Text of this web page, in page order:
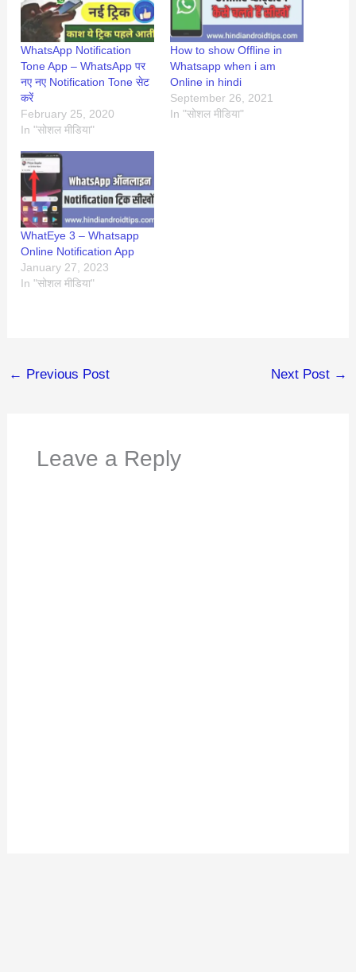
WhatsApp Notification
Tone App – WhatsApp पर
नए नए Notification Tone सेट
करें
February 25, 2020
In "सोशल मीडिया"
How to show Offline in
Whatsapp when i am
Online in hindi
September 26, 2021
In "सोशल मीडिया"
WhatEye 3 – Whatsapp
Online Notification App
January 27, 2023
In "सोशल मीडिया"
← Previous Post Next Post →
Leave a Reply